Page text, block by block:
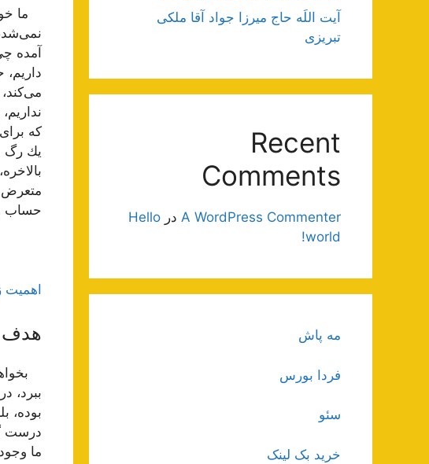
ما
آمده
كه
یك رگ
متعرض
حساب
اهمیت
هدف از
ببرد،
بوده،
درست
ما
آیت اللَه حاج میرزا جواد آقا ملکی
تبریزی
Recent
Comments
A WordPress Commenter در Hello
world!
مه پاش
فردا بورس
سئو
خرید بک لینک